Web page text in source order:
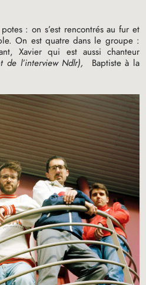
: on s’est rencontrés au fur et
On est quatre dans le groupe :
Xavier qui est aussi chanteur
de l’interview Ndlr),
Baptiste à la